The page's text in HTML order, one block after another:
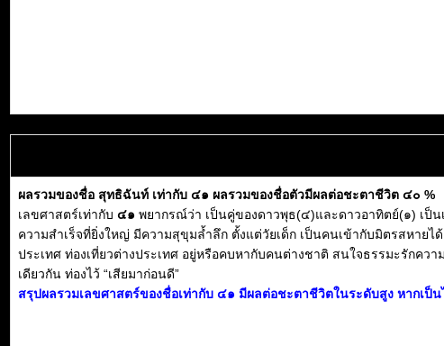
ผลรวมของชื่อ สุทธิฉันท์ เท่ากับ ๔๑ ผลรวมของชื่อตัวมีผลต่อชะตาชีวิต ๔๐ %
เลขศาสตร์เท่ากับ ๔๑ พยากรณ์ว่า เป็นคู่ของดาวพุธ(๔)และดาวอาทิตย์(๑) เป็น
ความสำเร็จที่ยิ่งใหญ่ มีความสุขุมล้ำลึก ตั้งแต่วัยเด็ก เป็นคนเข้ากับมิตรสหาย
ประเทศ ท่องเที่ยวต่างประเทศ อยู่หรือคบหากับคนต่างชาติ สนใจธรรมะรักค
เดียวกัน ท่องไว้ “เสียมาก่อนดี”
สรุปผลรวมเลขศาสตร์ของชื่อเท่ากับ ๔๑ มีผลต่อชะตาชีวิตในระดับสูง หากเป็